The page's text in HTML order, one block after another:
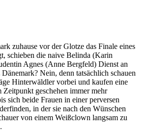
zuhause vor der Glotze das Finale eines
schieben die naive Belinda (Karin
Agnes (Anne Bergfeld) Dienst an
Nein, denn tatsächlich schauen
Hinterwäldler vorbei und kaufen eine
Zeitpunkt geschehen immer mehr
sich beide Frauen in einer perversen
in der sie nach den Wünschen
von einem Weißclown langsam zu